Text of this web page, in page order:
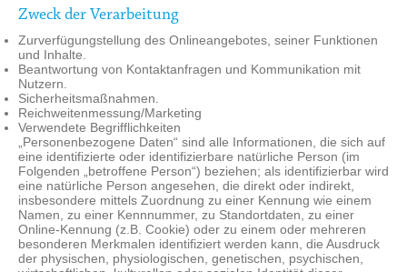
Zweck der Verarbeitung
Zurverfügungstellung des Onlineangebotes, seiner Funktionen
und Inhalte.
Beantwortung von Kontaktanfragen und Kommunikation mit
Nutzern.
Sicherheitsmaßnahmen.
Reichweitenmessung/Marketing
Verwendete Begrifflichkeiten
„Personenbezogene Daten“ sind alle Informationen, die sich auf
eine identifizierte oder identifizierbare natürliche Person (im
Folgenden „betroffene Person“) beziehen; als identifizierbar wird
eine natürliche Person angesehen, die direkt oder indirekt,
insbesondere mittels Zuordnung zu einer Kennung wie einem
Namen, zu einer Kennnummer, zu Standortdaten, zu einer
Online-Kennung (z.B. Cookie) oder zu einem oder mehreren
besonderen Merkmalen identifiziert werden kann, die Ausdruck
der physischen, physiologischen, genetischen, psychischen,